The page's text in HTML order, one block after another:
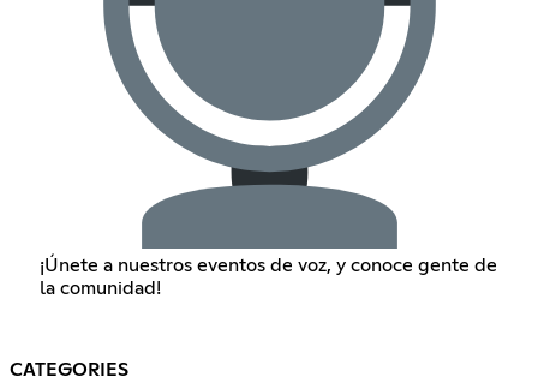
¡Únete a nuestros eventos de voz, y conoce gente de
la comunidad!
CATEGORIES